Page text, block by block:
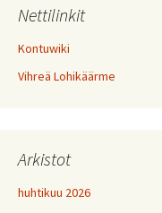
Nettilinkit
Kontuwiki
Vihreä Lohikäärme
Arkistot
huhtikuu 2026